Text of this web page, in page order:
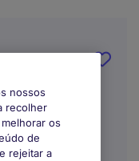
nossos
recolher
os
de
rejeitar a